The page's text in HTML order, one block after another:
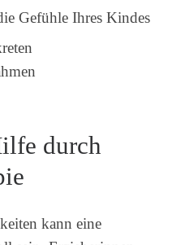
Gefühle Ihres Kindes
durch
kann eine